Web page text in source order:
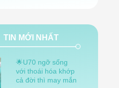
TIN MỚI NHẤT
🌟U70 ngỡ sống
với thoái hóa khớp
cả đời thì may mắn